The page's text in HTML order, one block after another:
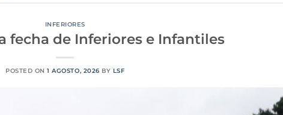
INFERIORES
fecha de Inferiores e Infantiles
POSTED ON1 AGOSTO, 2026 BY LSF